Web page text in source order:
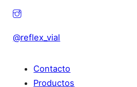
@reflex_vial
Contacto
Productos